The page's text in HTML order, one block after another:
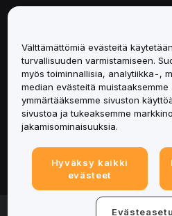
Palvelut
Tuki
Tuotteet
Lakiasiat
© 2025-2026 Bybit.eu. All rights
Välttämättömiä evästeitä
turvallisuuden varmistamiseen.
myös toiminnallisia, analytiikka-,
median evästeitä muistaaksemme
ymmärtääksemme sivuston
sivustoa ja tukeaksemme
jakamisominaisuuksia.
Hyväksy kaikki
evästeet